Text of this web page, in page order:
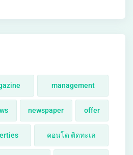
management
newspaper offer
คอนโด ติดทะเล